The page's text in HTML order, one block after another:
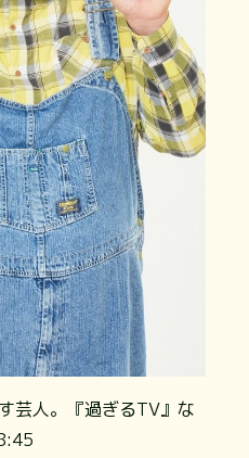
芸人。『過ぎるTV』な